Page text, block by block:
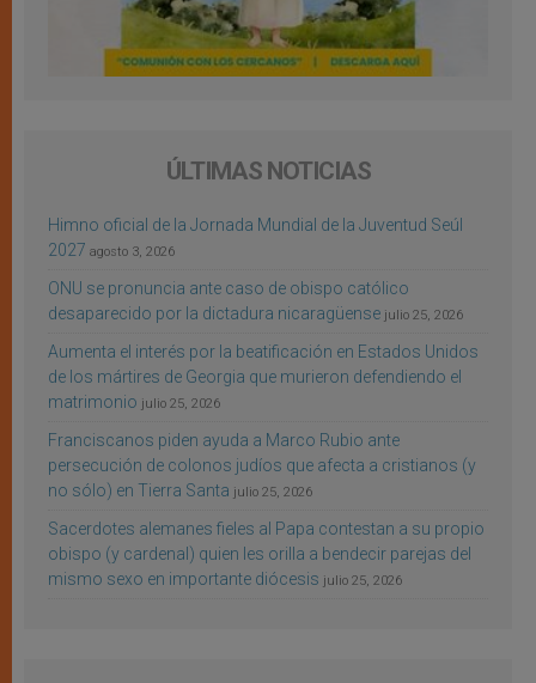
ÚLTIMAS NOTICIAS
Himno oficial de la Jornada Mundial de la Juventud Seúl
2027 agosto 3, 2026
ONU se pronuncia ante caso de obispo católico
desaparecido por la dictadura nicaragüense julio 25, 2026
Aumenta el interés por la beatificación en Estados Unidos
de los mártires de Georgia que murieron defendiendo el
matrimonio julio 25, 2026
Franciscanos piden ayuda a Marco Rubio ante
persecución de colonos judíos que afecta a cristianos (y
no sólo) en Tierra Santa julio 25, 2026
Sacerdotes alemanes fieles al Papa contestan a su propio
obispo (y cardenal) quien les orilla a bendecir parejas del
mismo sexo en importante diócesis julio 25, 2026